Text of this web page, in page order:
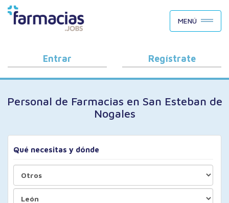
BUSCAR CANDIDATOS
OFERTAS DE EMPLEO
COMO FUNCIONA
PORQUÉ FARMACIAS.JOBS
BLOG
MENÚ
Entrar Regístrate
Personal de Farmacias en San Esteban de
Nogales
Qué necesitas y dónde